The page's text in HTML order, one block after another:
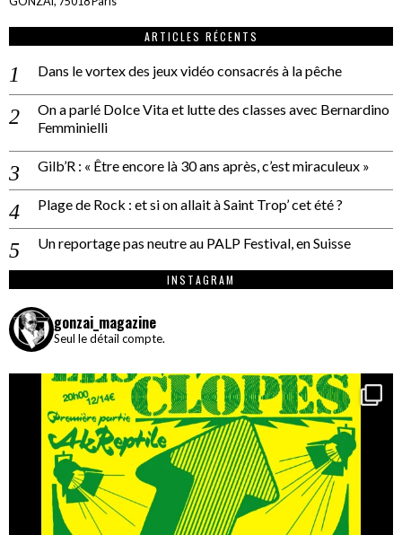
ARTICLES RÉCENTS
Dans le vortex des jeux vidéo consacrés à la pêche
On a parlé Dolce Vita et lutte des classes avec Bernardino
Femminielli
Gilb’R : « Être encore là 30 ans après, c’est miraculeux »
Plage de Rock : et si on allait à Saint Trop’ cet été ?
Un reportage pas neutre au PALP Festival, en Suisse
INSTAGRAM
gonzai_magazine
Seul le détail compte.